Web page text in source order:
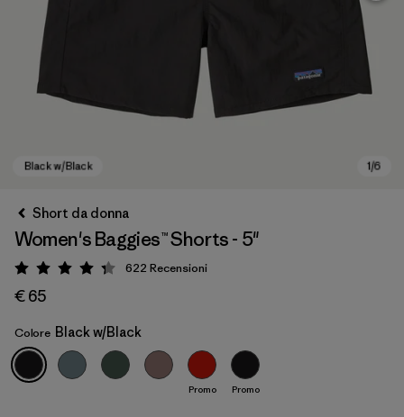
Black w/Black
Short da donna
Women's Baggies™ Shorts - 5"
Valutazione: 4.3 / 5
622 Recensioni
€ 65
Colore Black w/Black
Promo Promo